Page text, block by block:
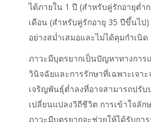
ได้ภายใน 1 ปี (สำหรับคู่รักอายุต่ำ
เดือน (สำหรับคู่รักอายุ 35 ปีขึ้นไป
อย่างสม่ำเสมอและไม่ได้คุมกำเนิด
ภาวะมีบุตรยากเป็นปัญหาทางการ
วินิจฉัยและการรักษาที่เฉพาะเจา
เจริญพันธุ์ต่ำลงที่อาจสามารถปรับ
เปลี่ยนแปลงวิถีชีวิต การเข้าใจลั
ภาวะมีบุตรยากจะช่วยให้ได้รับกา